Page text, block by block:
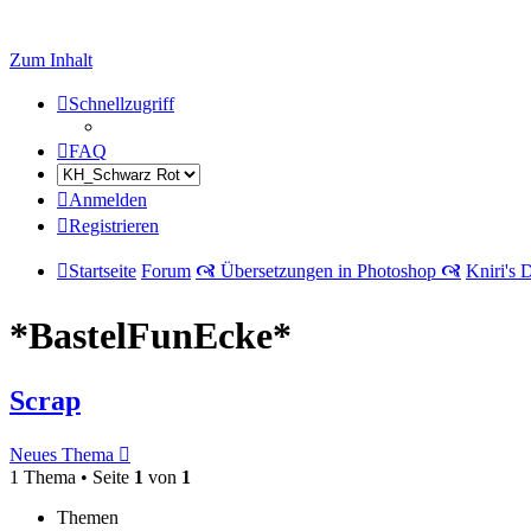
Zum Inhalt
Schnellzugriff
FAQ
Anmelden
Registrieren
Startseite Forum 🙧 Übersetzungen in Photoshop 🙧 Kniri's
*BastelFunEcke*
Scrap
Neues Thema
1 Thema • Seite 1 von 1
Themen